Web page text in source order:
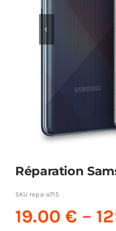

Réparation
SKU repa-a715
19.00€ –